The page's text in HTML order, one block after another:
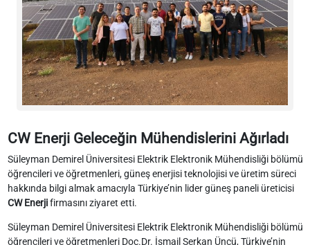
CW Enerji Geleceğin Mühendislerini Ağırladı
Süleyman Demirel Üniversitesi Elektrik Elektronik Mühendisliği bölümü
öğrencileri ve öğretmenleri, güneş enerjisi teknolojisi ve üretim süreci
hakkında bilgi almak amacıyla Türkiye’nin lider güneş paneli üreticisi
CW Enerjifirmasını ziyaret etti.
Süleyman Demirel Üniversitesi Elektrik Elektronik Mühendisliği bölümü
öğrencileri ve öğretmenleri Doç.Dr. İsmail Serkan Üncü, Türkiye’nin